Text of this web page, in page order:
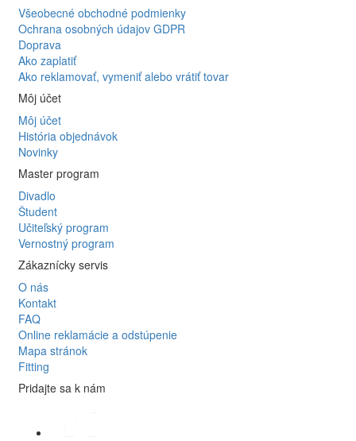
Všeobecné obchodné podmienky
Ochrana osobných údajov GDPR
Doprava
Ako zaplatiť
Ako reklamovať, vymeniť alebo vrátiť tovar
Môj účet
Môj účet
História objednávok
Novinky
Master program
Divadlo
Študent
Učiteľský program
Vernostný program
Zákaznícky servis
O nás
Kontakt
FAQ
Online reklamácie a odstúpenie
Mapa stránok
Fitting
Pridajte sa k nám